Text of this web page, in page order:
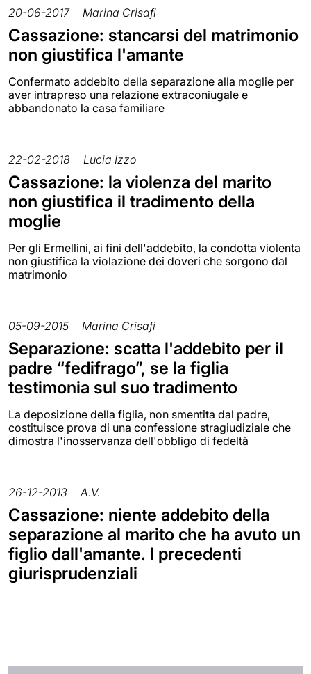
20-06-2017 Marina Crisafi
Cassazione: stancarsi del matrimonio
non giustifica l'amante
Confermato addebito della separazione alla moglie per
aver intrapreso una relazione extraconiugale e
abbandonato la casa familiare
22-02-2018 Lucia Izzo
Cassazione: la violenza del marito
non giustifica il tradimento della
moglie
Per gli Ermellini, ai fini dell'addebito, la condotta violenta
non giustifica la violazione dei doveri che sorgono dal
matrimonio
05-09-2015 Marina Crisafi
Separazione: scatta l'addebito per il
padre “fedifrago”, se la figlia
testimonia sul suo tradimento
La deposizione della figlia, non smentita dal padre,
costituisce prova di una confessione stragiudiziale che
dimostra l'inosservanza dell'obbligo di fedeltà
26-12-2013 A.V.
Cassazione: niente addebito della
separazione al marito che ha avuto un
figlio dall'amante. I precedenti
giurisprudenziali